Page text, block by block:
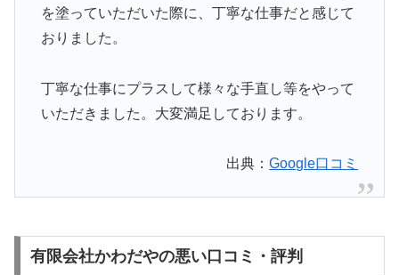
を塗っていただいた際に、丁寧な仕事だと感じて
おりました。
丁寧な仕事にプラスして様々な手直し等をやって
いただきました。大変満足しております。
出典：Google口コミ
有限会社かわだやの悪い口コミ・評判